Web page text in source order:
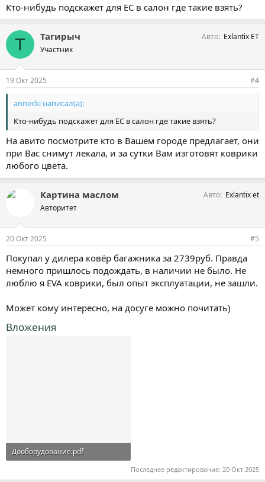
Кто-нибудь подскажет для ЕС в салон где такие взять?
Т Тагирыч
Участник
Авто Exlantix ET
19 Окт 2025 #4
annecki написал(а):
Кто-нибудь подскажет для ЕС в салон где такие взять?
На авито посмотрите кто в Вашем городе предлагает, они
при Вас снимут лекала, и за сутки Вам изготовят коврики
любого цвета.
Картина маслом
Авторитет
Авто Exlantix et
20 Окт 2025 #5
Покупал у дилера ковёр багажника за 2739руб. Правда
немного пришлось подождать, в наличии не было. Не
люблю я EVA коврики, был опыт эксплуатации, не зашли.
Может кому интересно, на досуге можно почитать)
Вложения
Дооборудование.pdf
Последнее редактирование: 20 Окт 2025